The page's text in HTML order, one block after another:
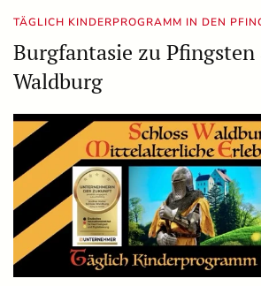
TÄGLICH KINDERPROGRAMM IN DEN
Burgfantasie zu Pfingsten
Waldburg